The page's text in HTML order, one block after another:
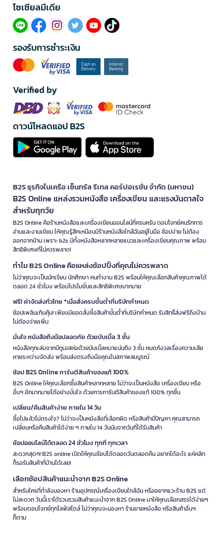
โซเซียลมีเดีย​
รองรับการชำระเงิน
Verified by
ดาวน์โหลดแอป B2S
B2S ธุรกิจในเครือ เซ็นทรัล รีเทล คอร์ปอเรชั่น จำกัด (มหาชน)
B2S Online แหล่งรวมหนังสือ เครื่องเขียน และแรงบันดาลใจ
สำหรับทุกวัย
B2S Online คือร้านหนังสือและเครื่องเขียนออนไลน์ที่ครบครัน ตอบโจทย์คนรักการ
อ่านและงานเขียน ให้คุณรู้สึกเหมือนมีร้านหนังสือใกล้ฉันอยู่ในมือ ช้อปง่าย ไม่ต้อง
ออกจากบ้าน เพราะ b2s มีทั้งหนังสือหลากหลายแนวและเครื่องเขียนคุณภาพ พร้อม
สิทธิพิเศษที่ไม่ควรพลาด!
ทำไม B2S Online คือแหล่งช้อปปิ้งที่คุณไม่ควรพลาด
ไม่ว่าคุณจะเป็นนักเรียน นักศึกษา คนทำงาน B2S พร้อมให้คุณเลือกสินค้าคุณภาพได้
ตลอด 24 ชั่วโมง พร้อมโปรโมชั่นและสิทธิพิเศษมากมาย
ฟรี! ค่าจัดส่งทั่วไทย *เมื่อสั่งครบขั้นต่ำที่บริษัทกำหนด
ช้อปเพลินเกินคุ้ม! เพียงมียอดสั่งซื้อสินค้าขั้นต่ำที่บริษัทกำหนด รับสิทธิ์ส่งฟรีถึงบ้าน
ไม่ต้องจ่ายเพิ่ม
มั่นใจ หนังสือถึงมือปลอดภัย ด้วยบับเบิ้ล 3 ชั้น
หนังสือทุกเล่มจากบีทูเอสห่อด้วยบับเบิ้ลหนาแน่นถึง 3 ชั้น หมดกังวลเรื่องความเสีย
หายระหว่างจัดส่ง พร้อมส่งตรงถึงมือคุณในสภาพสมบูรณ์
ช้อป B2S Online การันตีสินค้าของแท้ 100%
B2S Online ให้คุณเลือกซื้อสินค้าหลากหลาย ไม่ว่าจะเป็นหนังสือ เครื่องเขียน หรือ
อื่นๆ อีกมากมายได้อย่างมั่นใจ ด้วยการการันตีสินค้าของแท้ 100% ทุกชิ้น
เปลี่ยน/คืนสินค้าง่าย ภายใน 14 วัน
ซื้อไปแล้วไม่ตรงใจ? ไม่ว่าจะเป็นหนังสือที่เลือกผิด หรือสินค้ามีปัญหา คุณสามารถ
เปลี่ยนหรือคืนสินค้าได้ง่าย ๆ ภายใน 14 วันนับจากวันที่ได้รับสินค้า
ช้อปออนไลน์ได้ตลอด 24 ชั่วโมง ทุกที่ ทุกเวลา
สะดวกสุดๆ! B2S online เปิดให้คุณช้อปได้ตลอดวันตลอดคืน อยากได้อะไร แค่คลิก
ก็รอรับสินค้าที่บ้านได้เลย!
เลือกช้อปสินค้าแนะนำจาก B2S Online
สำหรับใครที่กำลังมองหา ร้านอุปกรณ์เครื่องเขียนใกล้ฉัน หรืออยากแวะร้าน B2S แต่
ไม่สะดวก วันนี้เราได้รวบรวมสินค้าแนะนำจาก B2S Online มาให้คุณเลือกสรรได้ง่ายๆ
พร้อมตอบโจทย์ทุกไลฟ์สไตล์ ไม่ว่าคุณจะมองหา ร้านขายหนังสือ หรือสินค้าอื่นๆ
ก็ตาม